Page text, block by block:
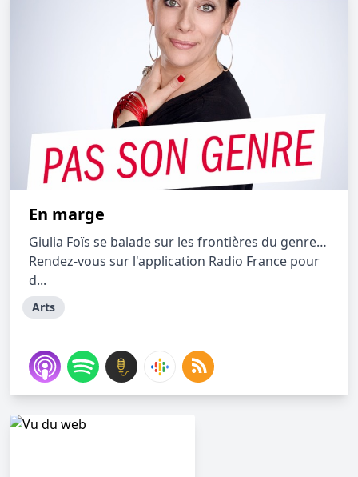
En marge
Giulia Foïs se balade sur les frontières du genre…
Rendez-vous sur l'application Radio France pour
d...
Arts